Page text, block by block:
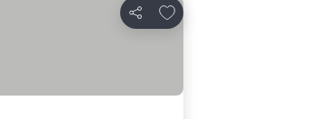
Partilhar
Adicionar aos favoritos